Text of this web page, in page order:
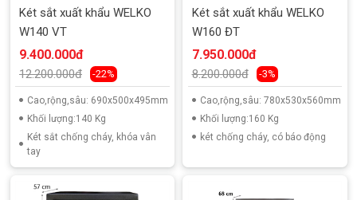
Két sắt xuất khẩu WELKO
W140 VT
9.400.000đ
12.200.000đ -22%
Cao,rộng,sâu: 690x500x495mm
Khối lượng:140 Kg
Két sắt chống cháy, khóa vân
tay
Két sắt xuất khẩu WELKO
W160 ĐT
7.950.000đ
8.200.000đ -3%
Cao,rộng,sâu: 780x530x560mm
Khối lượng:160 Kg
két chống cháy, có báo động